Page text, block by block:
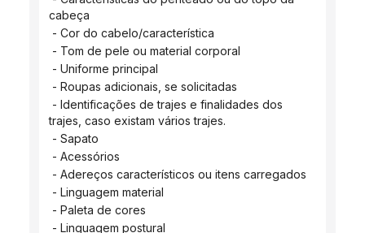
cabeça
- Cor do cabelo/característica
- Tom de pele ou material corporal
- Uniforme principal
- Roupas adicionais, se solicitadas
trajes, caso existam vários trajes.
- Sapato
- Acessórios
- Adereços característicos ou itens carregados
- Linguagem material
- Paleta de cores
- Linguagem postural